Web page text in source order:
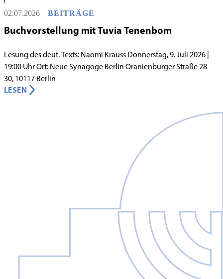
innergemeindlichen Wandels entstand bereits 1983 die Idee, eine
jüdische Grundschule zu gründen.
02.07.2026 BEITRÄGE
Buchvorstellung mit Tuvia Tenenbom
Lesung des deut. Texts: Naomi Krauss Donnerstag, 9. Juli 2026 |
19:00 Uhr Ort: Neue Synagoge Berlin Oranienburger Straße 28–
30, 10117 Berlin
LESEN